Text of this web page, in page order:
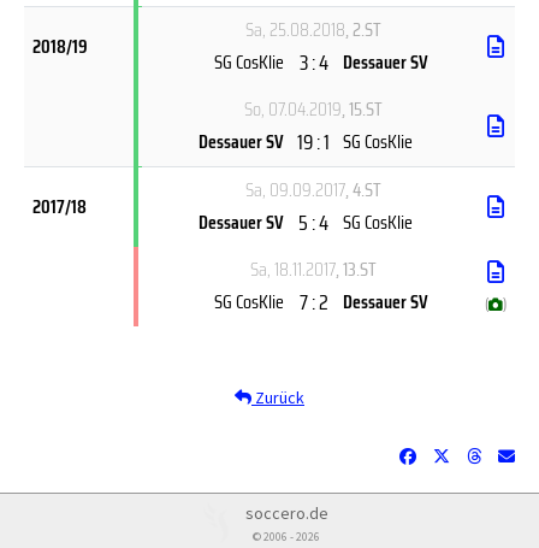
2018/19
Sa, 25.08.2018, 2.ST
SG CosKlie 3 : 4 Dessauer SV
So, 07.04.2019, 15.ST
Dessauer SV 19 : 1 SG CosKlie
2017/18
Sa, 09.09.2017, 4.ST
Dessauer SV 5 : 4 SG CosKlie
Sa, 18.11.2017, 13.ST
SG CosKlie 7 : 2 Dessauer SV ( )
Zurück
soccero.de
© 2006 - 2026